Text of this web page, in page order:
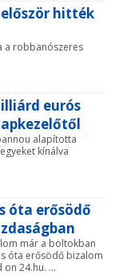
hitték
a robbanószeres
eurós
alapította
kínálva
óta erősödő
már a boltokban
óta erősödő bizalom
24.hu. ...